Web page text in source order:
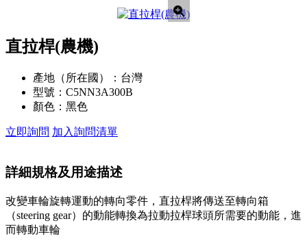
直拉桿(農機)
產地（所在國）： 台灣
型號： C5NN3A300B
顏色： 黑色
立即詢問 加入詢問清單
詳細規格及用途描述
改變車輪旋轉運動的轉向零件，直拉桿將傳送至轉向箱
（steering gear）的動能轉換為拉動拉桿球頭所需要的動能，進
而轉動車輪